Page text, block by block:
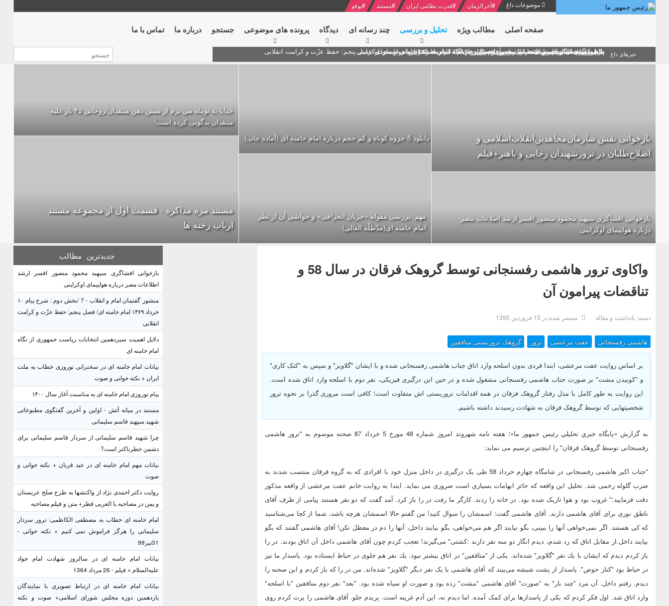
موضوعات داغ #آخرالزمان #قدرت نظامی ایران #مستند #یوفو
صفحه اصلی مطالب ویژه تحلیل و بررسی چند رسانه ای دیدگاه‌ پرونده های موضوعی جستجو درباره ما تماس با ما
خبرهای داغ منشور گفتمان امام و انقلاب - 7 /بخش دوم : شرح پیام ۱۰ خرداد ۱۳۶۹ امام خامنه ای/ فصل پنجم: حفظ عزّت و کرامت انقلابی
بازخوانی افشاگری سپهبد محمود منصور افسر ارشد اطلاعات مصر درباره هواپیمای اوکراینی
دلایل اهمیت سیزدهمین انتخابات ریاست جمهوری از نگاه امام خامنه ای
بیانات امام خامنه ای در سخنرانی نوروزی خطاب به ملت ایران + نکته خوانی و صوت
پیام نوروزی امام خامنه ای به مناسبت آغاز سال ۱۴۰۰
بازخوانی نقش سازمان‌مجاهدین‌انقلاب‌اسلامی و
اصلاح‌طلبان در ترورشهیدان رجایی و باهنر+فیلم
بازخوانی افشاگری سپهبد محمود منصور افسر ارشد اطلاعات مصر
درباره هواپیمای اوکراینی
دانلود 5 جزوه كوتاه و كم حجم درباره امام خامنه ای (آماده چاپ)
مهم: بررسی مقوله «جریان انحرافی» و حواشی آن از نظر
امام خامنه ای(مدّظلّه العالی)
خدایا به توپناه می برم از بستن دهن منتقدان/روحانی ۴۵ بار علیه
منتقدان بدگویی کرده است!
مستند مزه مذاکره - قسمت اول از مجموعه مستند
ارباب رخنه ها
واکاوی ترور هاشمی رفسنجانی توسط گروهک فرقان در سال 58 و
تناقضات پیرامون آن
دسته: یادداشت و مقاله منتشر شده در 15 فروردين 1395
هاشمی رفسنجانی عفت مرعشی ترور گروهک تروریستی منافقین
بر اساس روایت عفت مرعشی، ابتدا فردی بدون اسلحه وارد اتاق جناب هاشمی رفسنجانی شده و با ایشان "گلاویز" و سپس به "کتک کاری"
و "کوبیدن مشت" بر صورت جناب هاشمی رفسنجانی مشغول شده و در حین این درگیری فیزیکی، نفر دوم با اسلحه وارد اتاق شده است.
این روایت به طور کامل با مدل رفتار گروهک فرقان در همه اقدامات تروریستی اش متفاوت است؛ کافی است مروری گذرا بر نحوه ترور
شخصیتهایی که توسط گروهک فرقان به شهادت رسیدند داشته باشیم.
به گزارش «پايگاه خبري تحليلي رئيس جمهور ما»؛ هفته نامه شهروند امروز شماره 48 مورخ 5 خرداد 87 صحنه موسوم به "ترور هاشمی
رفسنجانی توسط گروهک فرقان" را اینچنین ترسیم می نماید:
"جناب اکبر هاشمی رفسنجانی در شامگاه چهارم خرداد 58 طی یک درگیری در داخل منزل خود با افرادی که به گروه فرقان منتسب شدند به
ضرب گلوله زخمی شد. تحلیل این واقعه که حائز ابهامات بسیاری است ضروری می نماید. ابتدا به روایت خانم عفت مرعشی از واقعه مذکور
دقت فرمایید:" غروب بود و هوا تاریک شده بود. در خانه را زدند. كارگر ما رفت در را باز كرد. آمد گفت كه دو نفر هستند پیامی از طرف آقای
ناطق نوری برای آقای هاشمی دارند. آقای هاشمی گفت: اسمشان را سوال كنید! من گفتم حالا اسمشان هرچه باشد، شما از كجا می‌شناسید
كه كی هستند. اگر نمی‌خواهی آنها را ببینی، بگو نیایند اگر هم می‌خواهی، بگو بیایند داخل، آنها را دم در معطل نكن! آقای هاشمی گفتند كه بگو
بیایند داخل.از مقابل اتاق كه رد شدم، دیدم انگار دو سه نفر دارند :كشتی" می‌گیرند! تعجب كردم چون آقای هاشمی داخل آن اتاق بودند. در را
باز كردم دیدم كه ایشان با یك نفر "گلاویز" شده‌اند. یكی از "منافقین" در اتاق بیشتر نبود. یك نفر هم جلوی در حیاط ایستاده بود. پاسدار ما نیز
در حیاط بود "كنار حوض". پاسدار از پشت شیشه می‌بیند که آقای هاشمی با یک نفر دیگر "گلاویز" شده‌اند. من در را که باز کردم و این صحنه را
دیدم. رفتم داخل. آن مرد "چند بار" به "صورت" آقای هاشمی "مشت" زده بود و صورت او سیاه شده بود. "بعد" نفر دوم منافقین "با اسلحه"
وارد اتاق شد. اول فکر کردم که یکی از پاسدارها برای کمک آمده. اما دیدم نه، این آدم غریبه است. پریدم جلو. آقای هاشمی را پرت کردم روی
جدیدترین مطالب
بازخوانی افشاگری سپهبد محمود منصور افسر ارشد
اطلاعات مصر درباره هواپیمای اوکراینی
منشور گفتمان امام و انقلاب - 7 /بخش دوم : شرح پیام ۱۰
خرداد ۱۳۶۹ امام خامنه ای/ فصل پنجم: حفظ عزّت و کرامت
انقلابی
دلایل اهمیت سیزدهمین انتخابات ریاست جمهوری از نگاه
امام خامنه ای
بیانات امام خامنه ای در سخنرانی نوروزی خطاب به ملت
ایران + نکته خوانی و صوت
پیام نوروزی امام خامنه ای به مناسبت آغاز سال ۱۴۰۰
مستند در میانه آتش - اولین و آخرین گفتگوی مطبوعاتی
شهید سپهبد قاسم سلیمانی
چرا شهید قاسم سلیمانی از سردار قاسم سلیمانی برای
دشمن خطرناکتر است؟
بیانات مهم امام خامنه ای در عید قربان + نکته خوانی و
صوت
روایت دکتر احمدی نژاد از واکنشها به طرح صلح عربستان
و یمن در مصاحبه با العربی قطر+ متن و فیلم مصاحبه
امام خامنه ای خطاب به مصطفی الکاظمی: ترور سردار
سلیمانی را هرگز فراموش نمی کنیم + نکته خوانی -
31تیر99
بیانات امام خامنه ای در سالروز شهادت امام جواد
علیه‌السلام + فیلم - 26 مرداد 1364
بیانات امام خامنه ای در ارتباط تصویری با نمایندگان
یازدهمین دوره مجلس شورای اسلامی+ صوت و نکته